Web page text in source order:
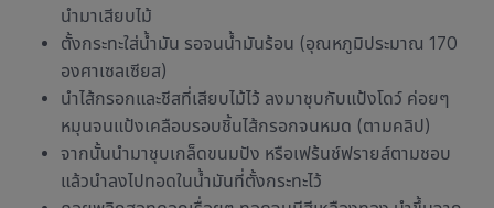
นำมาเสียบไม้
ตั้งกระทะใส่น้ำมัน รอจนน้ำมันร้อน (อุณหภูมิประมาณ 170
องศาเซลเซียส)
นำไส้กรอกและชีสที่เสียบไม้ไว้ ลงมาชุบกับแป้งโดว์ ค่อยๆ
หมุนจนแป้งเคลือบรอบชิ้นไส้กรอกจนหมด (ตามคลิป)
จากนั้นนำมาชุบเกล็ดขนมปัง หรือเฟร้นช์ฟรายส์ตามชอบ
แล้วนำลงไปทอดในน้ำมันที่ตั้งกระทะไว้